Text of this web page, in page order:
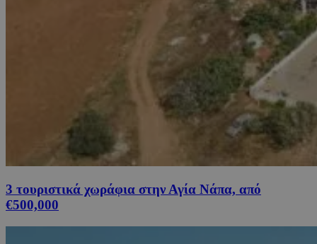
3 τουριστικά χωράφια στην Αγία Νάπα, από
€500,000